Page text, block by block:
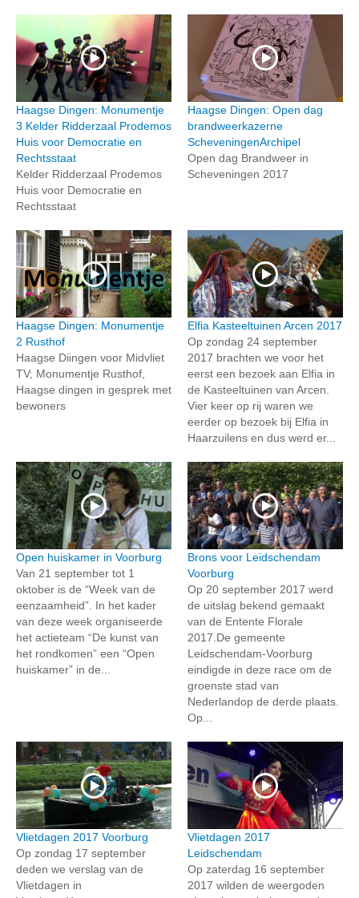
Haagse Dingen: Monumentje
3 Kelder Ridderzaal Prodemos
Huis voor Democratie en
Rechtsstaat
Kelder Ridderzaal Prodemos
Huis voor Democratie en
Rechtsstaat
Haagse Dingen: Open dag
brandweerkazerne
ScheveningenArchipel
Open dag Brandweer in
Scheveningen 2017
Haagse Dingen: Monumentje
2 Rusthof
Haagse Diingen voor Midvliet
TV; Monumentje Rusthof,
Haagse dingen in gesprek met
bewoners
Elfia Kasteeltuinen Arcen 2017
Op zondag 24 september
2017 brachten we voor het
eerst een bezoek aan Elfia in
de Kasteeltuinen van Arcen.
Vier keer op rij waren we
eerder op bezoek bij Elfia in
Haarzuilens en dus werd er...
Open huiskamer in Voorburg
Van 21 september tot 1
oktober is de “Week van de
eenzaamheid”. In het kader
van deze week organiseerde
het actieteam “De kunst van
het rondkomen” een “Open
huiskamer” in de...
Brons voor Leidschendam
Voorburg
Op 20 september 2017 werd
de uitslag bekend gemaakt
van de Entente Florale
2017.De gemeente
Leidschendam-Voorburg
eindigde in deze race om de
groenste stad van
Nederlandop de derde plaats.
Op...
Vlietdagen 2017 Voorburg
Op zondag 17 september
deden we verslag van de
Vlietdagen in
Vlietdagen 2017
Leidschendam
Op zaterdag 16 september
2017 wilden de weergoden